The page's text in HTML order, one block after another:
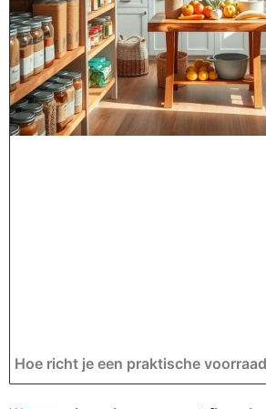
Hoe richt je een praktische